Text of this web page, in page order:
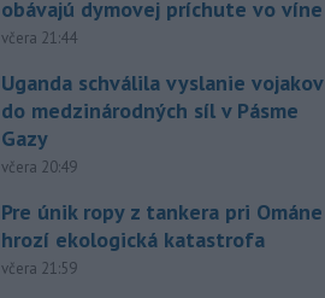
obávajú dymovej príchute vo víne
včera 21:44
Uganda schválila vyslanie vojakov
do medzinárodných síl v Pásme
Gazy
včera 20:49
Pre únik ropy z tankera pri Ománe
hrozí ekologická katastrofa
včera 21:59